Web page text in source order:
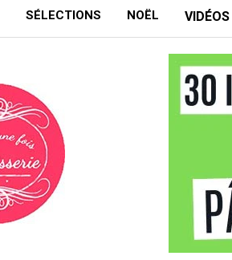
SÉLECTIONS NOËL VIDÉOS